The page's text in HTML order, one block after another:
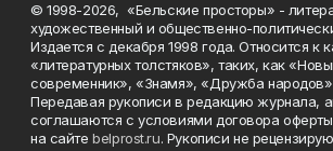
© 1998-2026, «Бельские просторы» -
художественный и общественно-
Издается с декабря 1998 года. Относится к
«литературных толстяков», таких, как
современник», «Знамя», «Дружба
Передавая рукописи в редакцию журнала,
соглашаются с условиями договора
на сайтеbelprost.ru. Рукописи не